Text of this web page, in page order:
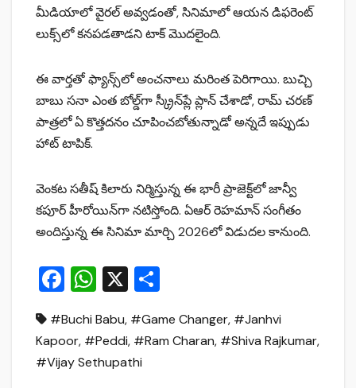
మీడియాలో వైరల్ అవ్వడంతో, సినిమాలో ఆయన డిఫరెంట్
లుక్స్‌లో కనపడతాడని టాక్ మొదలైంది.
ఈ వార్తతో ఫ్యాన్స్‌లో అంచనాలు మరింత పెరిగాయి. బుచ్చి
బాబు సనా ఎంత బోల్డ్‌గా స్క్రీన్‌ప్లే ప్లాన్ చేశాడో, రామ్ చరణ్
పాత్రలో ఏ కొత్తదనం చూపించబోతున్నాడో అన్నదే ఇప్పుడు
హాట్ టాపిక్.
వెంకట సతీష్ కిలారు నిర్మిస్తున్న ఈ భారీ ప్రాజెక్ట్‌లో జాన్వీ
కపూర్ హీరోయిన్‌గా నటిస్తోంది. ఏఆర్ రెహమాన్ సంగీతం
అందిస్తున్న ఈ సినిమా మార్చి 2026లో విడుదల కానుంది.
F
c
e
W
at
s
X
ar
e
#Buchi Babu, #Game Changer, #Janhvi
Kapoor, #Peddi, #Ram Charan, #Shiva Rajkumar,
#Vijay Sethupathi